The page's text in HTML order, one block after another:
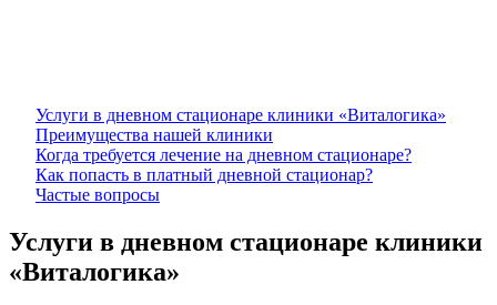
Услуги в дневном стационаре клиники «Виталогика»
Преимущества нашей клиники
Когда требуется лечение на дневном стационаре?
Как попасть в платный дневной стационар?
Частые вопросы
Услуги в дневном стационаре клиники
«Виталогика»